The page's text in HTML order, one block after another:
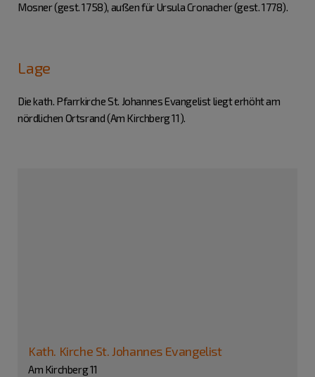
Mosner (gest. 1758), außen für Ursula Cronacher (gest. 1778).
Lage
Die kath. Pfarrkirche St. Johannes Evangelist liegt erhöht am
nördlichen Ortsrand (Am Kirchberg 11).
Kath. Kirche St. Johannes Evangelist
Am Kirchberg 11